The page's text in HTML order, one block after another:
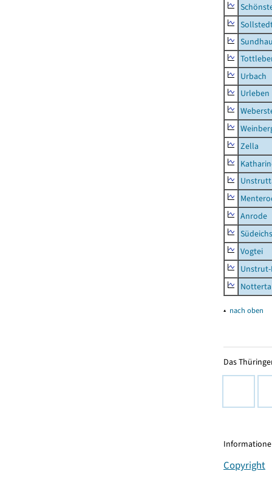
Urbach
Urleben
Zella
Anrode
Vogtei
▴ nach oben
Das
Copyright